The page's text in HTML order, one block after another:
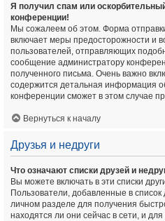
Я получил спам или
конференции!
Мы сожалеем об этом. Форма
включает меры предосторожности и
пользователей, отправляющих
сообщение администратору
полученного письма. Очень важно
содержится детальная информация
конференции сможет в этом случае
Вернуться к началу
Друзья и недруги
Что означают списки друзей и
Вы можете включать в эти списки
Пользователи, добавленные в
личном разделе для получения
находятся ли они сейчас в сети, и